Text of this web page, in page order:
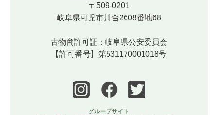
〒509-0201
岐阜県可児市川合2608番地68
古物商許可証：岐阜県公安委員会
【許可番号】第531170001018号
グループサイト